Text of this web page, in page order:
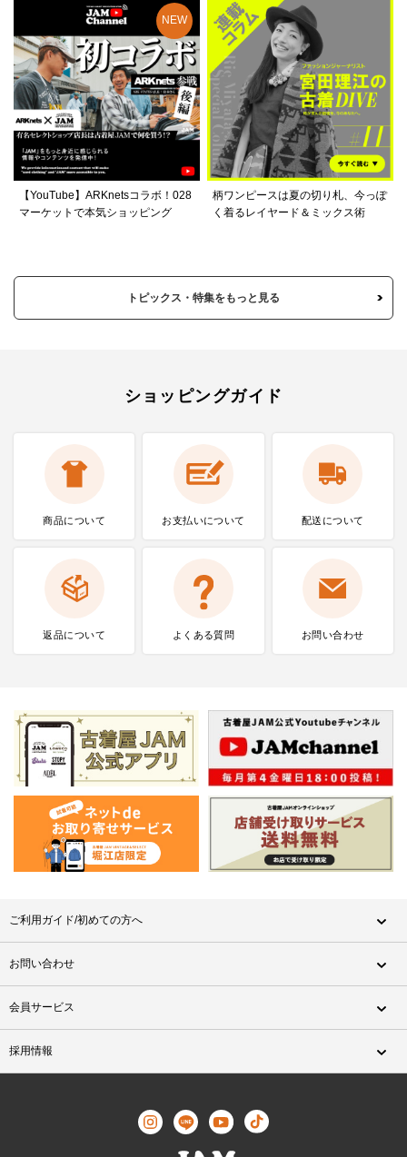
【YouTube】ARKnetsコラボ！028
マーケットで本気ショッピング
柄ワンピースは夏の切り札、今っぽ
く着るレイヤード＆ミックス術
トピックス・特集をもっと見る
ショッピングガイド
商品について お支払いについて 配送について
返品について よくある質問 お問い合わせ
ご利用ガイド/初めての方へ
お問い合わせ
会員サービス
採用情報